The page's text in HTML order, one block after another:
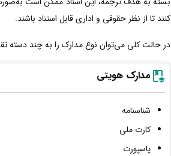
کنند تا از نظر حقوقی و اداری قابل استناد باشند.
در حالت کلی می‌توان نوع مدارک را به چند دسته
مدارک هویتی
شناسنامه
کارت ملی
پاسپورت